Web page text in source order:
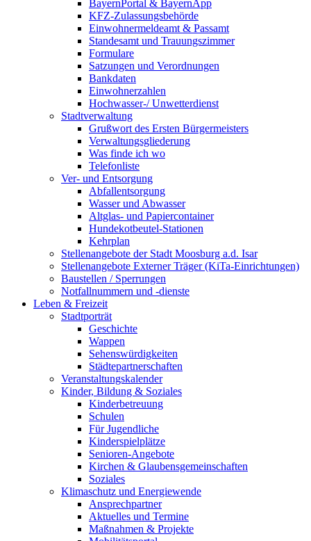
BayernPortal & BayernApp
KFZ-Zulassungsbehörde
Einwohnermeldeamt & Passamt
Standesamt und Trauungszimmer
Formulare
Satzungen und Verordnungen
Bankdaten
Einwohnerzahlen
Hochwasser-/ Unwetterdienst
Stadtverwaltung
Grußwort des Ersten Bürgermeisters
Verwaltungsgliederung
Was finde ich wo
Telefonliste
Ver- und Entsorgung
Abfallentsorgung
Wasser und Abwasser
Altglas- und Papiercontainer
Hundekotbeutel-Stationen
Kehrplan
Stellenangebote der Stadt Moosburg a.d. Isar
Stellenangebote Externer Träger (KiTa-Einrichtungen)
Baustellen / Sperrungen
Notfallnummern und -dienste
Leben & Freizeit
Stadtporträt
Geschichte
Wappen
Sehenswürdigkeiten
Städtepartnerschaften
Veranstaltungskalender
Kinder, Bildung & Soziales
Kinderbetreuung
Schulen
Für Jugendliche
Kinderspielplätze
Senioren-Angebote
Kirchen & Glaubensgemeinschaften
Soziales
Klimaschutz und Energiewende
Ansprechpartner
Aktuelles und Termine
Maßnahmen & Projekte